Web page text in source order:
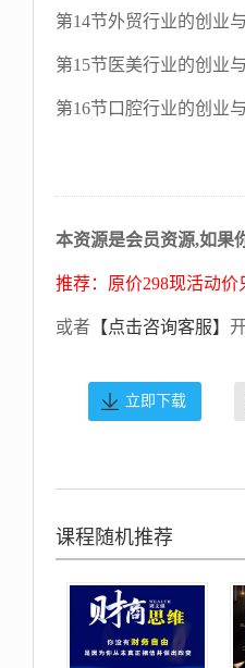
第14节外贸行业的创业
第15节医美行业的创业
第16节口腔行业的创业
本资源是会员资源,如果
推荐：原价298现活动价
或者 【点击咨询客服】
立即下载
课程随机推荐